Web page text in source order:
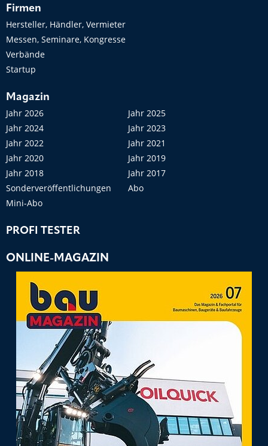
Firmen
Hersteller, Händler, Vermieter
Messen, Seminare, Kongresse
Verbände
Startup
Magazin
Jahr 2026
Jahr 2025
Jahr 2024
Jahr 2023
Jahr 2022
Jahr 2021
Jahr 2020
Jahr 2019
Jahr 2018
Jahr 2017
Sonderveröffentlichungen
Abo
Mini-Abo
PROFI TESTER
ONLINE-MAGAZIN